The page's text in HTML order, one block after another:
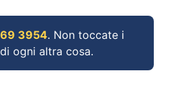
3954. Non toccate i
ogni altra cosa.